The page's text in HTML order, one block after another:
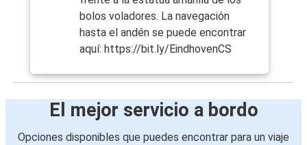
bolos voladores. La navegación
hasta el andén se puede encontrar
aquí: https://bit.ly/EindhovenCS
El mejor servicio a bordo
Opciones disponibles que puedes encontrar para un viaje